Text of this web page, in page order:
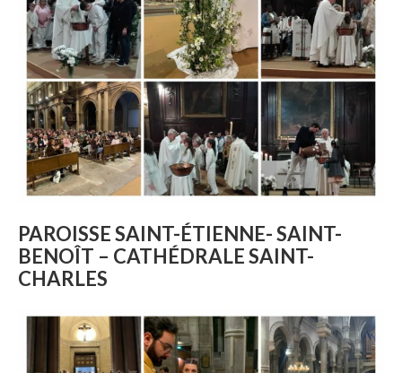
PAROISSE SAINT-ÉTIENNE- SAINT-
BENOÎT – CATHÉDRALE SAINT-
CHARLES